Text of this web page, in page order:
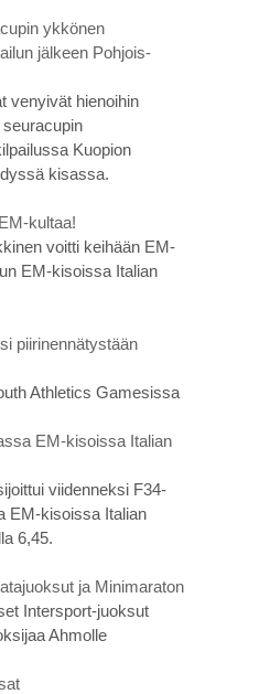
ykkönen
jälkeen Pohjois-
venyivät hienoihin
Kuopion
kisassa.
kultaa!
voitti keihään EM-
EM-kisoissa Italian
piirinennätystään
Athletics Gamesissa
EM-kisoissa Italian
viidenneksi F34-
EM-kisoissa Italian
6,45.
ja Minimaraton
Intersport-juoksut
Ahmolle